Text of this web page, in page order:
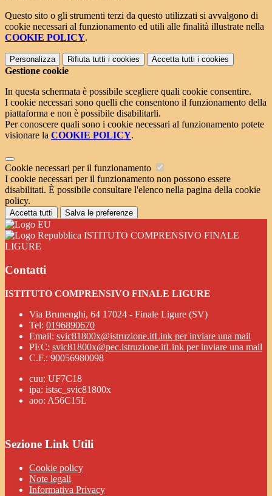
Questo sito o gli strumenti terzi da questo utilizzati si avvalgono di
cookie necessari al funzionamento ed utili alle finalità illustrate nella
COOKIE POLICY.
Personalizza Rifiuta tutti i cookies Accetta tutti i cookies
Gestione cookie
In questa schermata è possibile scegliere quali cookie consentire.
I cookie necessari sono quelli che consentono il funzionamento della
piattaforma e non è possibile disabilitarli.
Per conoscere quali sono i cookie necessari al funzionamento potete
visionare la COOKIE POLICY.
Cookie necessari per il funzionamento
I cookie necessari per il funzionamento non possono essere
disabilitati. È possibile consultare l'elenco nella pagina della cookie
policy.
Accetta tutti Salva le preferenze
ISTITUTO COMPRENSIVO FINALE
LIGURE
Contatti
ISTITUTO COMPRENSIVO FINALE LIGURE
Via Brunenghi, 64 17024 - Finale Ligure (SV)
Tel: 0196890670
Email: svic81800x@istruzione.itLink per inviare una mail
PEC: svic81800x@pec.istruzione.itLink per inviare una mail
C.F.: 90056980098
cuu: UF7C18
ipa: istsc_svic81800x
aoo: A56C15L
Sezione Link Utili
Cookie policy
Note legali
Informativa Privacy